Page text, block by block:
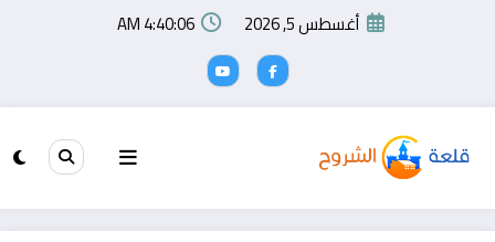
أغسطس 5, 2026 4:40:06 AM